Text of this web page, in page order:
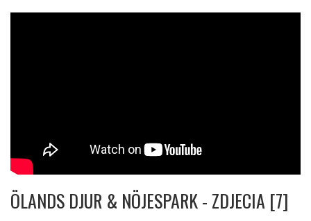
ÖLANDS DJUR & NÖJESPARK - ZDJECIA [7]